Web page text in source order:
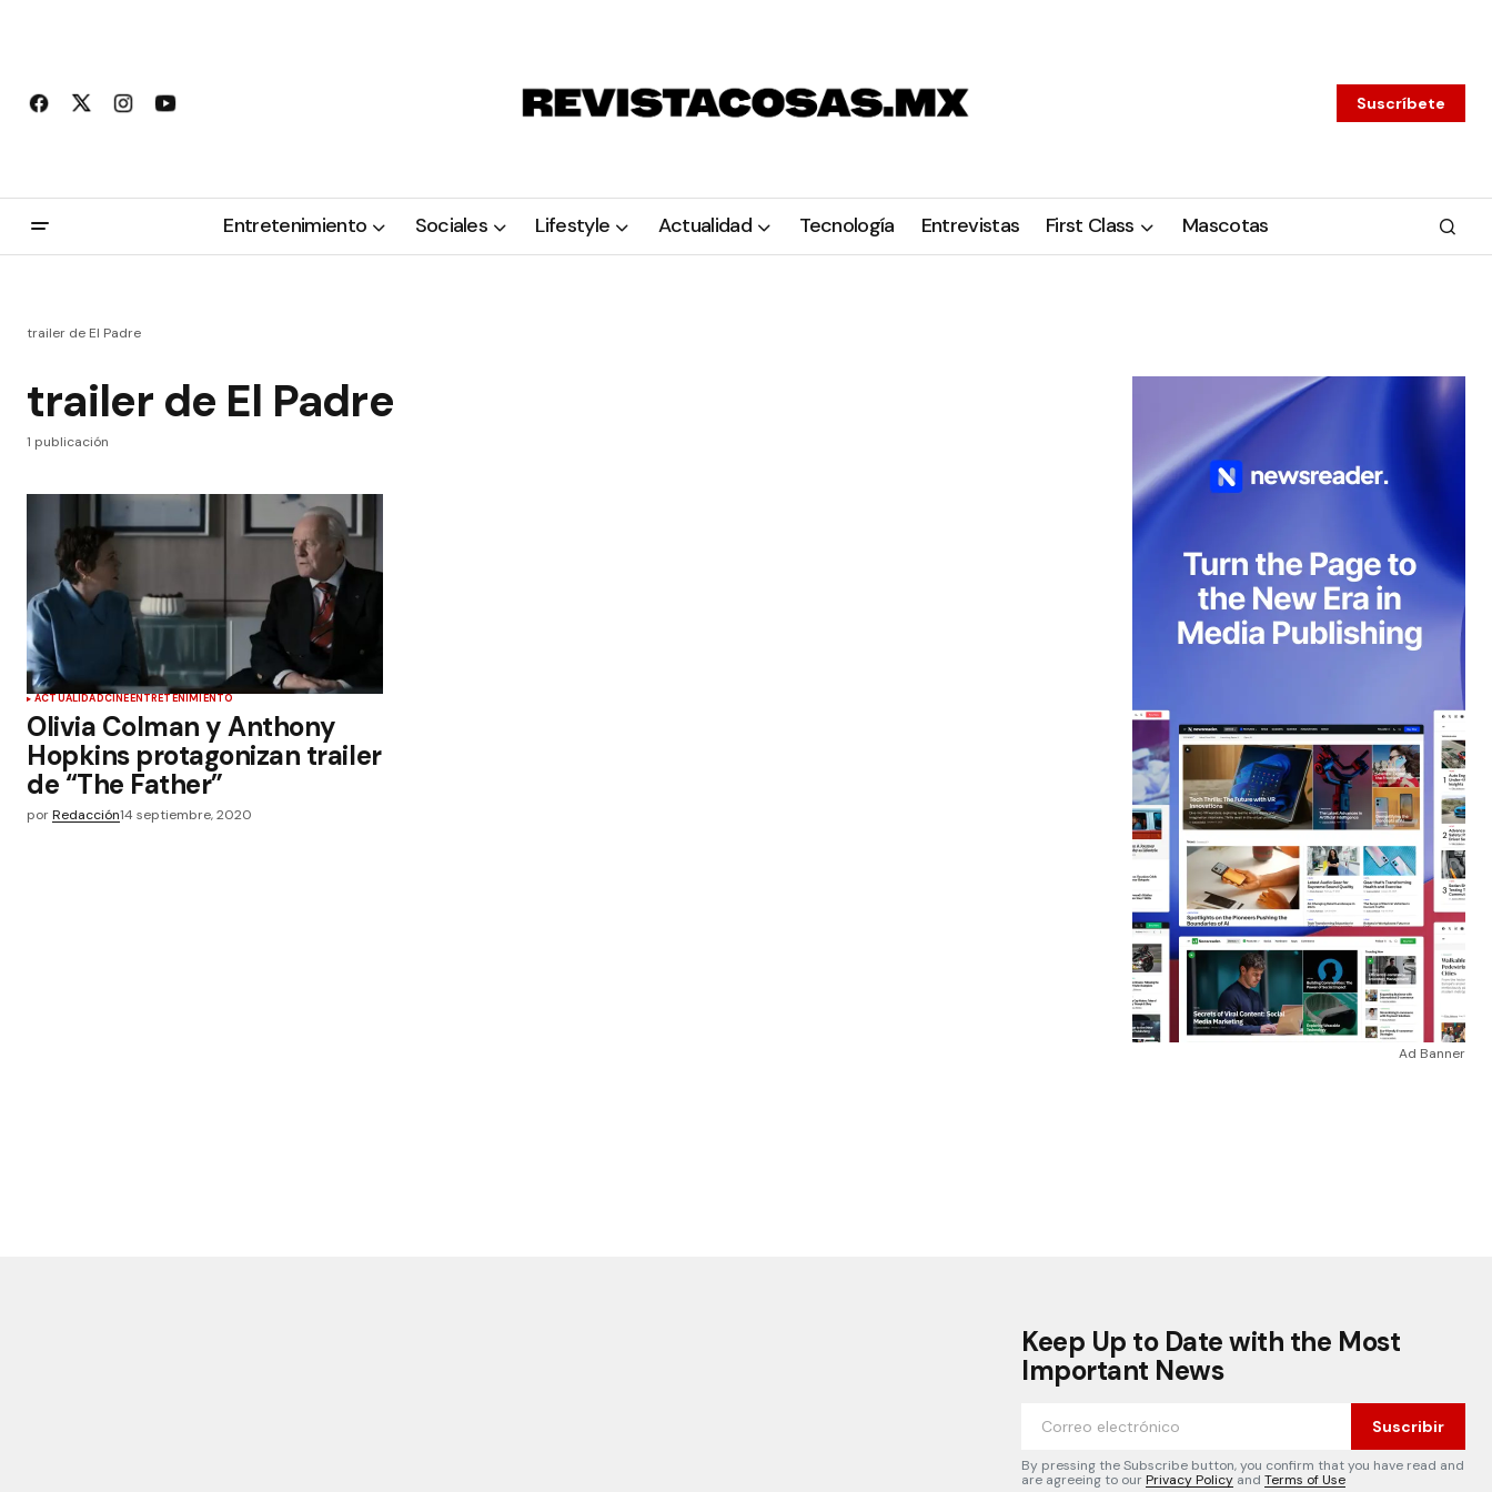
Suscríbete
Entretenimiento Sociales Lifestyle Actualidad Tecnología Entrevistas First Class Mascotas
trailer de El Padre
trailer de El Padre
1 publicación
ACTUALIDADCINEENTRETENIMIENTO
Olivia Colman y Anthony
Hopkins protagonizan trailer
de “The Father”
porRedacción14 septiembre, 2020
Ad Banner
Keep Up to Date with the Most
Important News
Suscribir
By pressing the Subscribe button, you confirm that you have read and
are agreeing to ourPrivacy Policy and Terms of Use